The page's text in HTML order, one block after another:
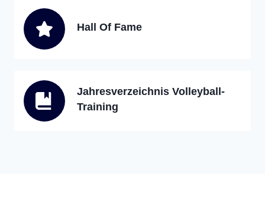
Hall Of Fame
Jahresverzeichnis Volleyball-
Training